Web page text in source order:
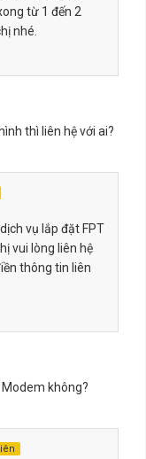
từ 1 đến 2
nhé.
thì liên hệ với ai?
vụ lắp đặt FPT
vui lòng liên hệ
thông tin liên
Modem không?